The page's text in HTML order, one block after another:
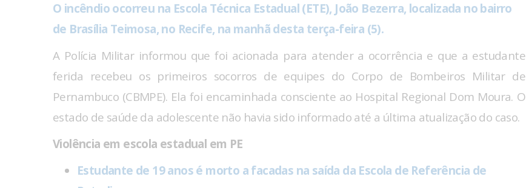
O incêndio ocorreu na Escola Técnica Estadual (ETE), João Bezerra, localizada no bairro
de Brasília Teimosa, no Recife, na manhã desta terça-feira (5).
A Polícia Militar informou que foi acionada para atender a ocorrência e que a estudante
ferida recebeu os primeiros socorros de equipes do Corpo de Bombeiros Militar de
Pernambuco (CBMPE). Ela foi encaminhada consciente ao Hospital Regional Dom Moura. O
estado de saúde da adolescente não havia sido informado até a última atualização do caso.
Violência em escola estadual em PE
Estudante de 19 anos é morto a facadas na saída da Escola de Referência de